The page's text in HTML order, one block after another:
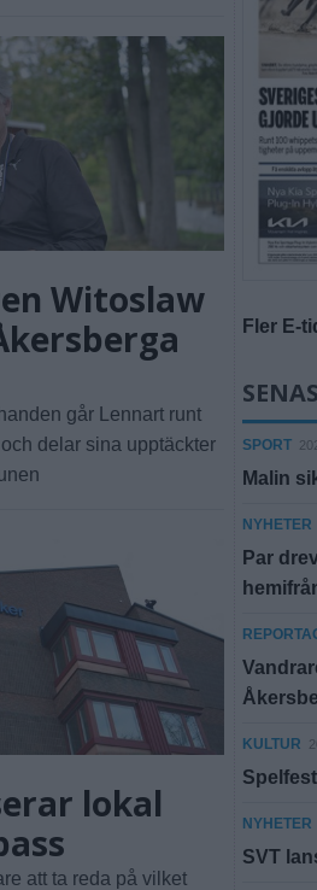
Witoslaw
går Lennart runt
delar sina upptäckter
lokal
att ta reda på vilket
Fler E-
SPORT
Malin
NYHETER
Par
KULTUR
NYHETER
SVT